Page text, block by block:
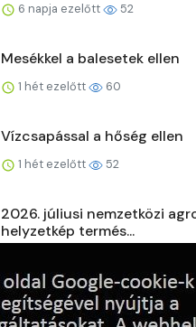
6 napja ezelőtt 52
Mesékkel a balesetek ellen
1 hét ezelőtt 60
Vízcsapással a hőség ellen
1 hét ezelőtt 52
2026. júliusi nemzetközi
helyzetkép termés...
Gyenge szélben, hőségben